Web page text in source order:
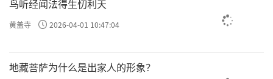
鸟听经闻法得生忉利天
黄盖寺 2026-04-01 10:47:04
地藏菩萨为什么是出家人的形象？